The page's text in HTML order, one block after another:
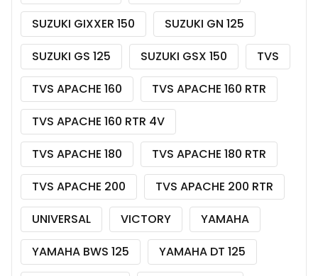
SUZUKI GIXXER 150
SUZUKI GN 125
SUZUKI GS 125
SUZUKI GSX 150
TVS
TVS APACHE 160
TVS APACHE 160 RTR
TVS APACHE 160 RTR 4V
TVS APACHE 180
TVS APACHE 180 RTR
TVS APACHE 200
TVS APACHE 200 RTR
UNIVERSAL
VICTORY
YAMAHA
YAMAHA BWS 125
YAMAHA DT 125